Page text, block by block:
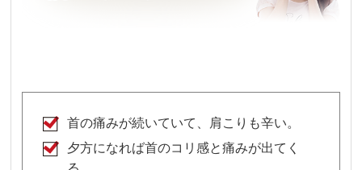
首の痛みが続いていて、肩こりも辛い。
夕方になれば首のコリ感と痛みが出てく